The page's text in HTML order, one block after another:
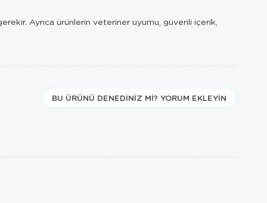
Ayrıca ürünlerin veteriner uyumu, güvenli içerik,
BU ÜRÜNÜ DENEDINIZ MI? YORUM EKLEYIN